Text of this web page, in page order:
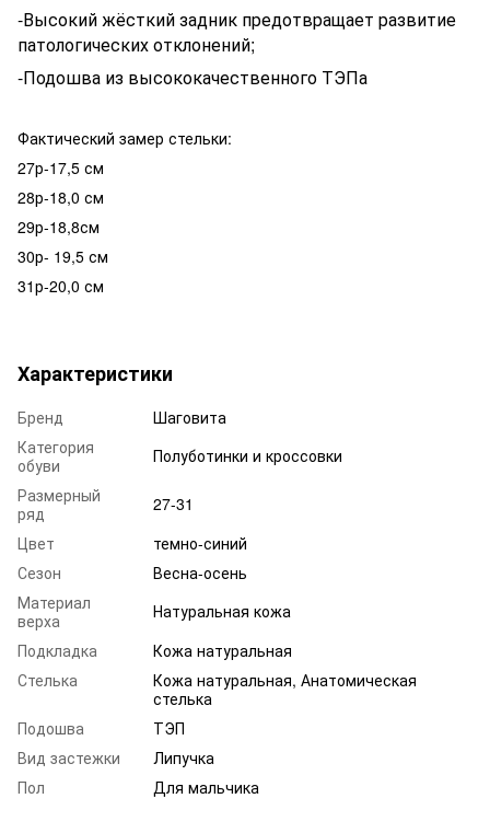
-Высокий жёсткий задник предотвращает развитие
патологических отклонений;
-Подошва из высококачественного ТЭПа
Фактический замер стельки:
27р-17,5 см
28р-18,0 см
29р-18,8см
30р- 19,5 см
31р-20,0 см
Характеристики
Бренд
Шаговита
Категория
обуви
Полуботинки и кроссовки
Размерный
ряд
27-31
Цвет
темно-синий
Сезон
Весна-осень
Материал
верха
Натуральная кожа
Подкладка
Кожа натуральная
Стелька
Кожа натуральная, Анатомическая
стелька
Подошва
ТЭП
Вид застежки
Липучка
Пол
Для мальчика